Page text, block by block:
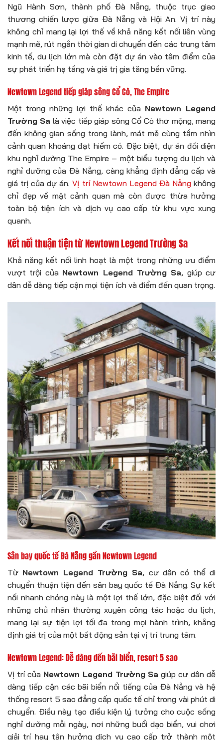
Ngũ Hành Sơn, thành phố Đà Nẵng, thuộc trục giao
thương chiến lược giữa Đà Nẵng và Hội An. Vị trí này
không chỉ mang lại lợi thế về khả năng kết nối liên vùng
mạnh mẽ, rút ngắn thời gian di chuyển đến các trung tâm
kinh tế, du lịch lớn mà còn đặt dự án vào tâm điểm của
sự phát triển hạ tầng và giá trị gia tăng bền vững.
Newtown Legend tiếp giáp sông Cổ Cò, The Empire
Một trong những lợi thế khác của Newtown Legend
Trường Sa là việc tiếp giáp sông Cổ Cò thơ mộng, mang
đến không gian sống trong lành, mát mẻ cùng tầm nhìn
cảnh quan khoáng đạt hiếm có. Đặc biệt, dự án đối diện
khu nghỉ dưỡng The Empire – một biểu tượng du lịch và
nghỉ dưỡng của Đà Nẵng, càng khẳng định đẳng cấp và
giá trị của dự án.Vị trí Newtown Legend Đà Nẵngkhông
chỉ đẹp về mặt cảnh quan mà còn được thừa hưởng
toàn bộ tiện ích và dịch vụ cao cấp từ khu vực xung
quanh.
Kết nối thuận tiện từ Newtown Legend Trường Sa
Khả năng kết nối linh hoạt là một trong những ưu điểm
vượt trội của Newtown Legend Trường Sa, giúp cư
dân dễ dàng tiếp cận mọi tiện ích và điểm đến quan trọng.
Sân bay quốc tế Đà Nẵng gần Newtown Legend
Từ Newtown Legend Trường Sa, cư dân có thể di
chuyển thuận tiện đến sân bay quốc tế Đà Nẵng. Sự kết
nối nhanh chóng này là một lợi thế lớn, đặc biệt đối với
những chủ nhân thường xuyên công tác hoặc du lịch,
mang lại sự tiện lợi tối đa trong mọi hành trình, khẳng
định giá trị của một bất động sản tại vị trí trung tâm.
Newtown Legend: Dễ dàng đến bãi biển, resort 5 sao
Vị trí của Newtown Legend Trường Sa giúp cư dân dễ
dàng tiếp cận các bãi biển nổi tiếng của Đà Nẵng và hệ
thống resort 5 sao đẳng cấp quốc tế chỉ trong vài phút di
chuyển. Điều này tạo điều kiện lý tưởng cho cuộc sống
nghỉ dưỡng mỗi ngày, nơi những buổi dạo biển, vui chơi
giải trí hay tận hưởng dịch vụ cao cấp trở thành một